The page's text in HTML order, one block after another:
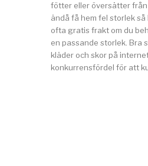
fötter eller översätter från
ändå få hem fel storlek
ofta gratis frakt om du
en passande storlek. Bra
kläder och skor på
konkurrensfördel för att